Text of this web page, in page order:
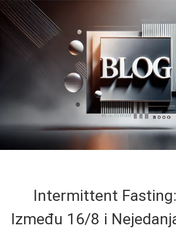
Intermittent
Između 16/8 i